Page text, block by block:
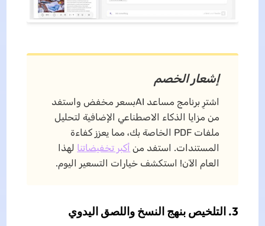
إشعار الخصم
اشترِ برنامج مساعد AIبسعر مخفض واستفد
من مزايا الذكاء الاصطناعي الإضافية لتحليل
ملفات PDF الخاصة بك، مما يعزز كفاءة
المستندات. استفد من أكبر تخفيضاتنا لهذا
العام الآن! استكشف خيارات التسعير اليوم.
3. التلخيص بنهج النسخ واللصق اليدوي